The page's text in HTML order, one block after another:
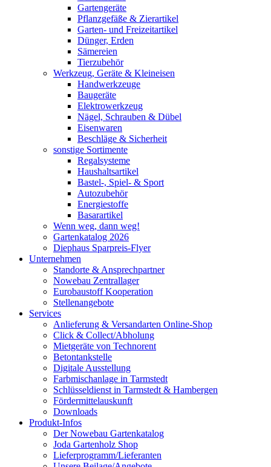
Gartengeräte
Pflanzgefäße & Zierartikel
Garten- und Freizeitartikel
Dünger, Erden
Sämereien
Tierzubehör
Werkzeug, Geräte & Kleineisen
Handwerkzeuge
Baugeräte
Elektrowerkzeug
Nägel, Schrauben & Dübel
Eisenwaren
Beschläge & Sicherheit
sonstige Sortimente
Regalsysteme
Haushaltsartikel
Bastel-, Spiel- & Sport
Autozubehör
Energiestoffe
Basarartikel
Wenn weg, dann weg!
Gartenkatalog 2026
Diephaus Sparpreis-Flyer
Unternehmen
Standorte & Ansprechpartner
Nowebau Zentrallager
Eurobaustoff Kooperation
Stellenangebote
Services
Anlieferung & Versandarten Online-Shop
Click & Collect/Abholung
Mietgeräte von Technorent
Betontankstelle
Digitale Ausstellung
Farbmischanlage in Tarmstedt
Schlüsseldienst in Tarmstedt & Hambergen
Fördermittelauskunft
Downloads
Produkt-Infos
Der Nowebau Gartenkatalog
Joda Gartenholz Shop
Lieferprogramm/Lieferanten